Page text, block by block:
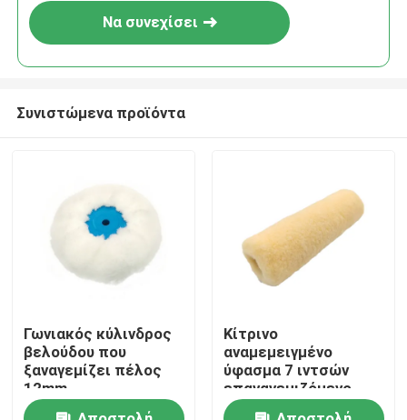
Προϊόντα
Σχετικά με εμάς
Να συνεχίσει
Συνιστώμενα προϊόντα
Γωνιακός κύλινδρος
βελούδου που
ξαναγεμίζει πέλος
12mm
Κίτρινο
αναμεμειγμένο
ύφασμα 7 ιντσών
επαναγεμιζόμενο
κύλινδρο βαφής με